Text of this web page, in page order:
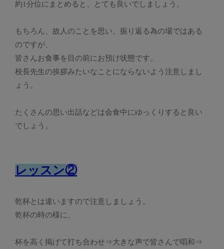
約1分位にまとめると、とても良いでしましょう。
もちろん、故人のことを思い、振り返る為の場ではある
のですが、
皆さんお食事を目の前にお預け状態です。
校長先生の挨拶みたいなことにならないよう注意しまし
ょう。
たくさんの思い出話などは会食中にゆっくりすると良い
でしょう。
レッスン②
乾杯とは違いますので注意しましょう。
乾杯の時の様に、
杯を高く掲げて打ち合わせ⇒大きな声で皆さんで唱和⇒